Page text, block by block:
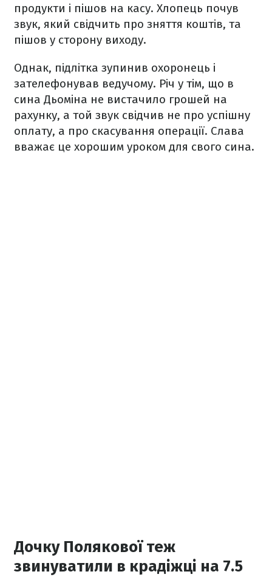
продукти і пішов на касу. Хлопець почув
звук, який свідчить про зняття коштів, та
пішов у сторону виходу.
Однак, підлітка зупинив охоронець і
зателефонував ведучому. Річ у тім, що в
сина Дьоміна не вистачило грошей на
рахунку, а той звук свідчив не про успішну
оплату, а про скасування операції. Слава
вважає це хорошим уроком для свого сина.
Дочку Полякової теж
звинуватили в крадіжці на 7.5